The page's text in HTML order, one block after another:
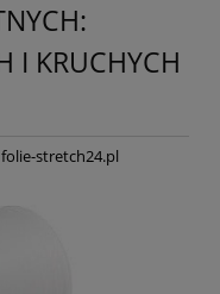
I KRUCHYCH
folie-stretch24.pl